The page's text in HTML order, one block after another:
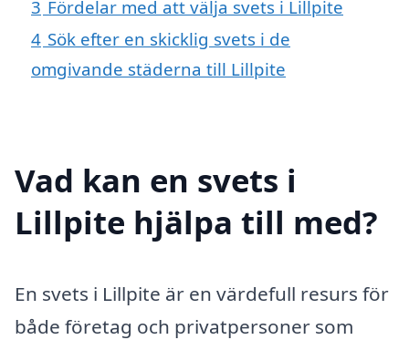
3 Fördelar med att välja svets i Lillpite
4 Sök efter en skicklig svets i de
omgivande städerna till Lillpite
Vad kan en svets i
Lillpite hjälpa till med?
En svets i Lillpite är en värdefull resurs för
både företag och privatpersoner som